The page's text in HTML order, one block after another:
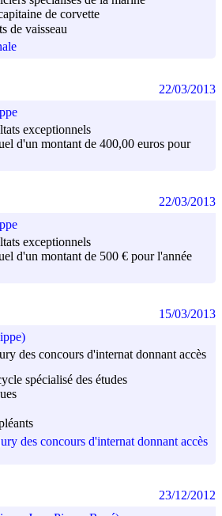
de corvette
de vaisseau
exceptionnels
d'un montant de 400,00 euros pour
22/03/2013
exceptionnels
d'un montant de 500 € pour l'année
22/03/2013
des concours d'internat donnant accès
spécialisé des études
des concours d'internat donnant accès
15/03/2013
23/12/2012